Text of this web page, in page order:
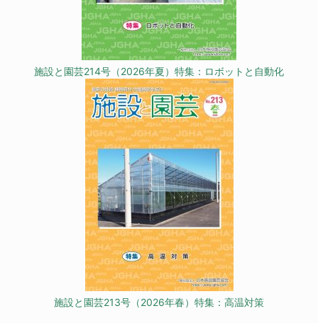
施設と園芸214号（2026年夏）特集：ロボットと自動化
施設と園芸213号（2026年春）特集：高温対策